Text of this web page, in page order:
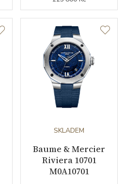
SKLADEM
Baume & Mercier
Riviera 10701
M0A10701